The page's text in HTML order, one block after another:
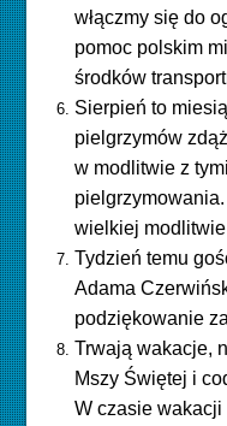
włączmy się do
pomoc polskim
środków
Sierpień to
pielgrzymów
w modlitwie z
wielkiej
Tydzień temu
Adama
podziękowanie
Trwają wakacje,
Mszy Świętej i
W czasie